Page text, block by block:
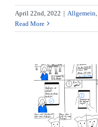
April 22nd, 2022 | Allgemein
Read More